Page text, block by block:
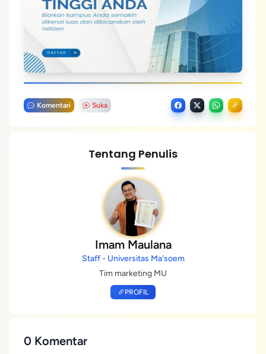
Komentari Suka
Tentang Penulis
Imam Maulana
Staff - Universitas Ma'soem
Tim marketing MU
PROFIL
0 Komentar